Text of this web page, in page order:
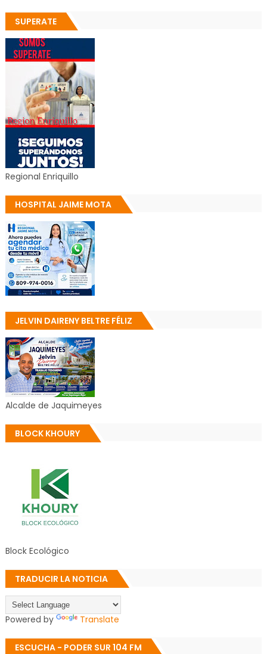
SUPERATE
Regional Enriquillo
HOSPITAL JAIME MOTA
JELVIN DAIRENY BELTRE FÉLIZ
Alcalde de Jaquimeyes
BLOCK KHOURY
Block Ecológico
TRADUCIR LA NOTICIA
Powered by Translate
ESCUCHA - PODER SUR 104 FM